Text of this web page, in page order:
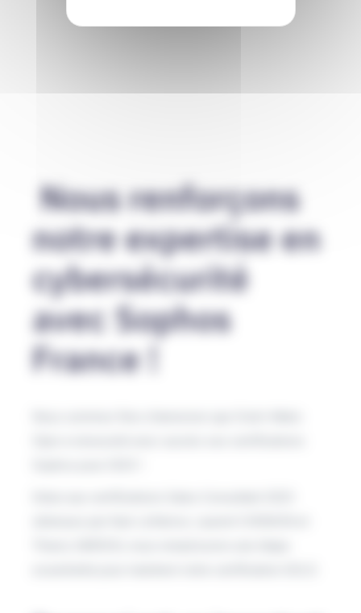
Nous renforçons
notre expertise en
cybersécurité
avec Sophos
France !